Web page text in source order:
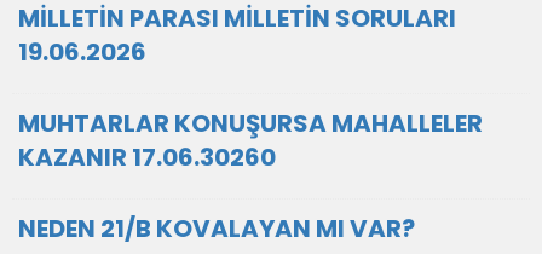
MİLLETİN PARASI MİLLETİN SORULARI
19.06.2026
MUHTARLAR KONUŞURSA MAHALLELER
KAZANIR 17.06.30260
NEDEN 21/B KOVALAYAN MI VAR?